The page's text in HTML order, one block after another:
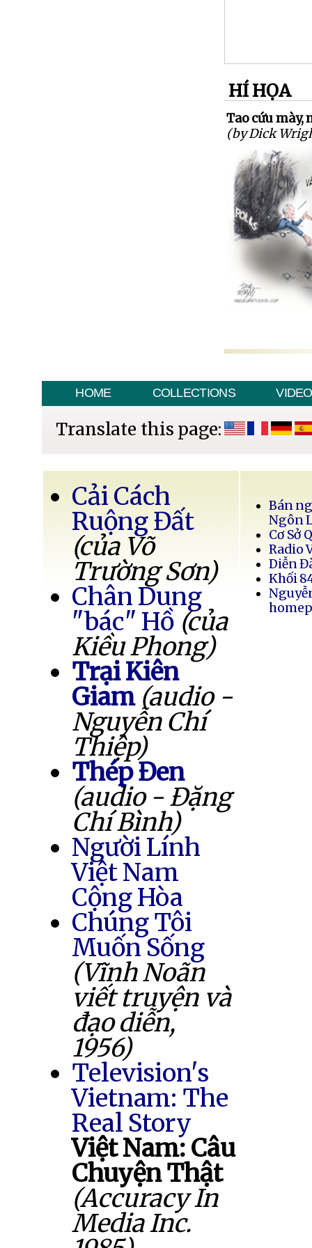
HÍ HỌA
Tao cứu mày,
(by Dick
HOME COLLECTIONS VIDEO
Translate this page:
Cải Cách
Ruộng Đất
(của Võ
Trường Sơn)
Chân Dung
"bác" Hồ (của
Kiều Phong)
Trại Kiên
Giam (audio -
Nguyễn Chí
Thiệp)
Thép Đen
(audio - Đặng
Chí Bình)
Người Lính
Việt Nam
Cộng Hòa
Chúng Tôi
Muốn Sống
(Vĩnh Noãn
viết truyện và
đạo diễn,
1956)
Television's
Vietnam: The
Real Story
Việt Nam: Câu
Chuyện Thật
(Accuracy In
Media Inc.
Bán
Ngôn
Cơ Sở
Radio
Diễn
Khối